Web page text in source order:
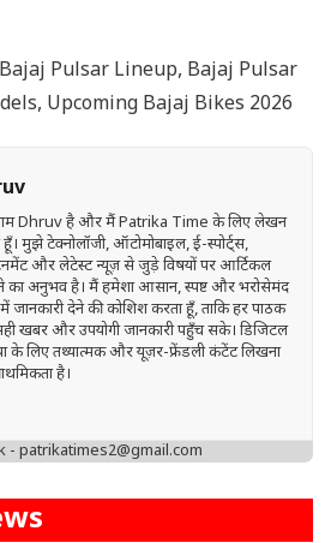
Bajaj Pulsar Lineup, Bajaj Pulsar
, Upcoming Bajaj Bikes 2026
Dhruv है और मैं Patrika Time के लिए लेखन
मुझे टेक्नोलॉजी, ऑटोमोबाइल, ई-स्पोर्ट्स,
और लेटेस्ट न्यूज़ से जुड़े विषयों पर आर्टिकल
का अनुभव है। मैं हमेशा आसान, स्पष्ट और भरोसेमंद
जानकारी देने की कोशिश करता हूँ, ताकि हर पाठक
खबर और उपयोगी जानकारी पहुँच सके। डिजिटल
के लिए तथ्यात्मक और यूज़र-फ्रेंडली कंटेंट लिखना
है।
- patrikatimes2@gmail.com